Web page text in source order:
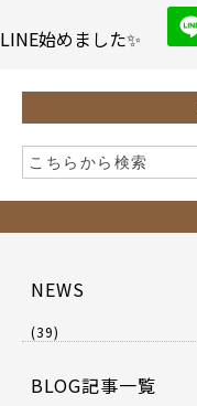
o
k
LINE始めました✨
NEWS
(39)
BLOG記事一覧